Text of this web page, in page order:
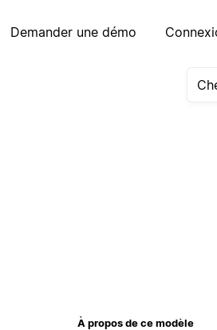
Demander une démo
À propos de ce modèle